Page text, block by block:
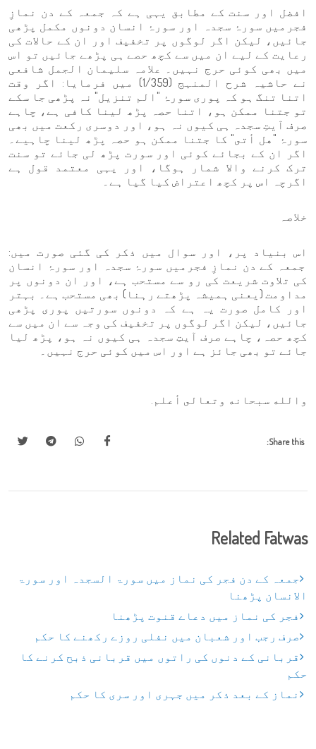
افضل اور سنت کے مطابق یہی ہے کہ جمعہ کے دن نمازِ
فجرمیں سورۂ سجدہ اور سورۂ انسان دونوں مکمل پڑھی
جائیں، لیکن اگر لوگوں پر تخفیف اور ان کے حالات کی
رعایت کے لیے ان میں سے کچھ حصے ہی پڑھے جائیں تو اس
میں بھی کوئی حرج نہیں۔ علامہ سلیمان الجمل شافعی
نے حاشیہ شرح المنہج (1/359) میں فرمایا: اگر وقت
اتنا تنگ ہو کہ پوری سورۂ "الم تنزیل" نہ پڑھی جا سکے
تو جتنا ممکن ہو، اتنا حصہ پڑھ لینا کافی ہے، چاہے
صرف آیتِ سجدہ ہی کیوں نہ ہو، اور دوسری رکعت میں بھی
سورۂ "هل أتى" کا جتنا ممکن ہو حصہ پڑھ لینا چاہیے۔
اگر ان کے بجائے کوئی اور سورت پڑھ لی جائے تو سنت
ترک کرنے والا شمار ہوگا، اور یہی معتمد قول ہے
اگرچہ اس پر کچھ اعتراض کیا گیا ہے۔
خلاصہ
اس بنیاد پر، اور سوال میں ذکر کی گئی صورت میں:
جمعہ کے دن نمازِ فجرمیں سورۂ سجدہ اور سورۂ انسان
کی تلاوت شریعت کی رو سے مستحب ہے، اور ان دونوں پر
مداومت (یعنی ہمیشہ پڑھتے رہنا) بھی مستحب ہے۔ بہتر
اور کامل صورت یہ ہے کہ دونوں سورتیں پوری پڑھی
جائیں، لیکن اگر لوگوں پر تخفیف کی وجہ سے ان میں سے
کچھ حصہ، چاہے صرف آیتِ سجدہ ہی کیوں نہ ہو، پڑھ لیا
جائے تو بھی جائز ہے اور اس میں کوئی حرج نہیں۔
والله سبحانه وتعالى أعلم.
Share this:
Related Fatwas
جمعہ کے دن فجر کی نماز میں سورۃ السجدہ اور سورۃ
الانسان پڑھنا
فجر کی نماز میں دعاے قنوت پڑھنا
صرف رجب اور شعبان میں نفلی روزے رکھنے کا حکم
قربانی کے دنوں کی راتوں میں قربانی ذبح کرنے کا
حکم
نماز کے بعد ذکر میں جہری اور سری کا حکم